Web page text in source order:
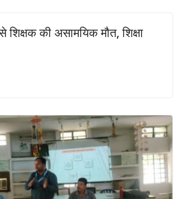
की असामयिक मौत, शिक्षा